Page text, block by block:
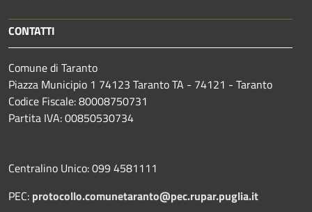
CONTATTI
Comune di Taranto
Piazza Municipio 1 74123 Taranto TA - 74121 - Taranto
Codice Fiscale: 80008750731
Partita IVA: 00850530734
Centralino Unico: 099 4581111
PEC: protocollo.comunetaranto@pec.rupar.puglia.it